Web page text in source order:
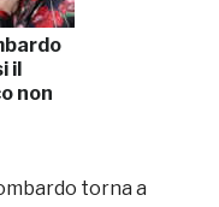
il
non
torna a